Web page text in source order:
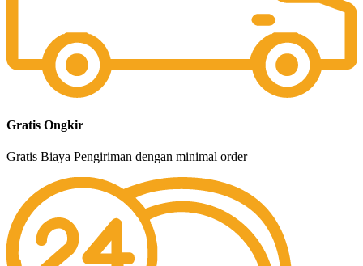
Gratis Ongkir
Gratis Biaya Pengiriman dengan minimal order